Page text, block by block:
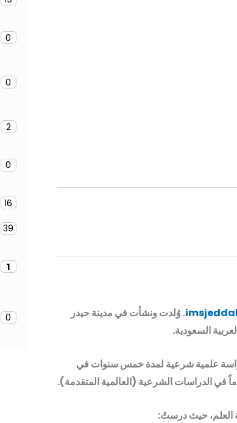
0
0
2
0
16
39
1
0
. وُلدت ونشأت في مدينة حيدر
السعودية.
علمية شرعية لمدة خمس سنوات في
في الدراسات الشرعية (العالمية المتقدمة).
العلم، حيث درستُ: